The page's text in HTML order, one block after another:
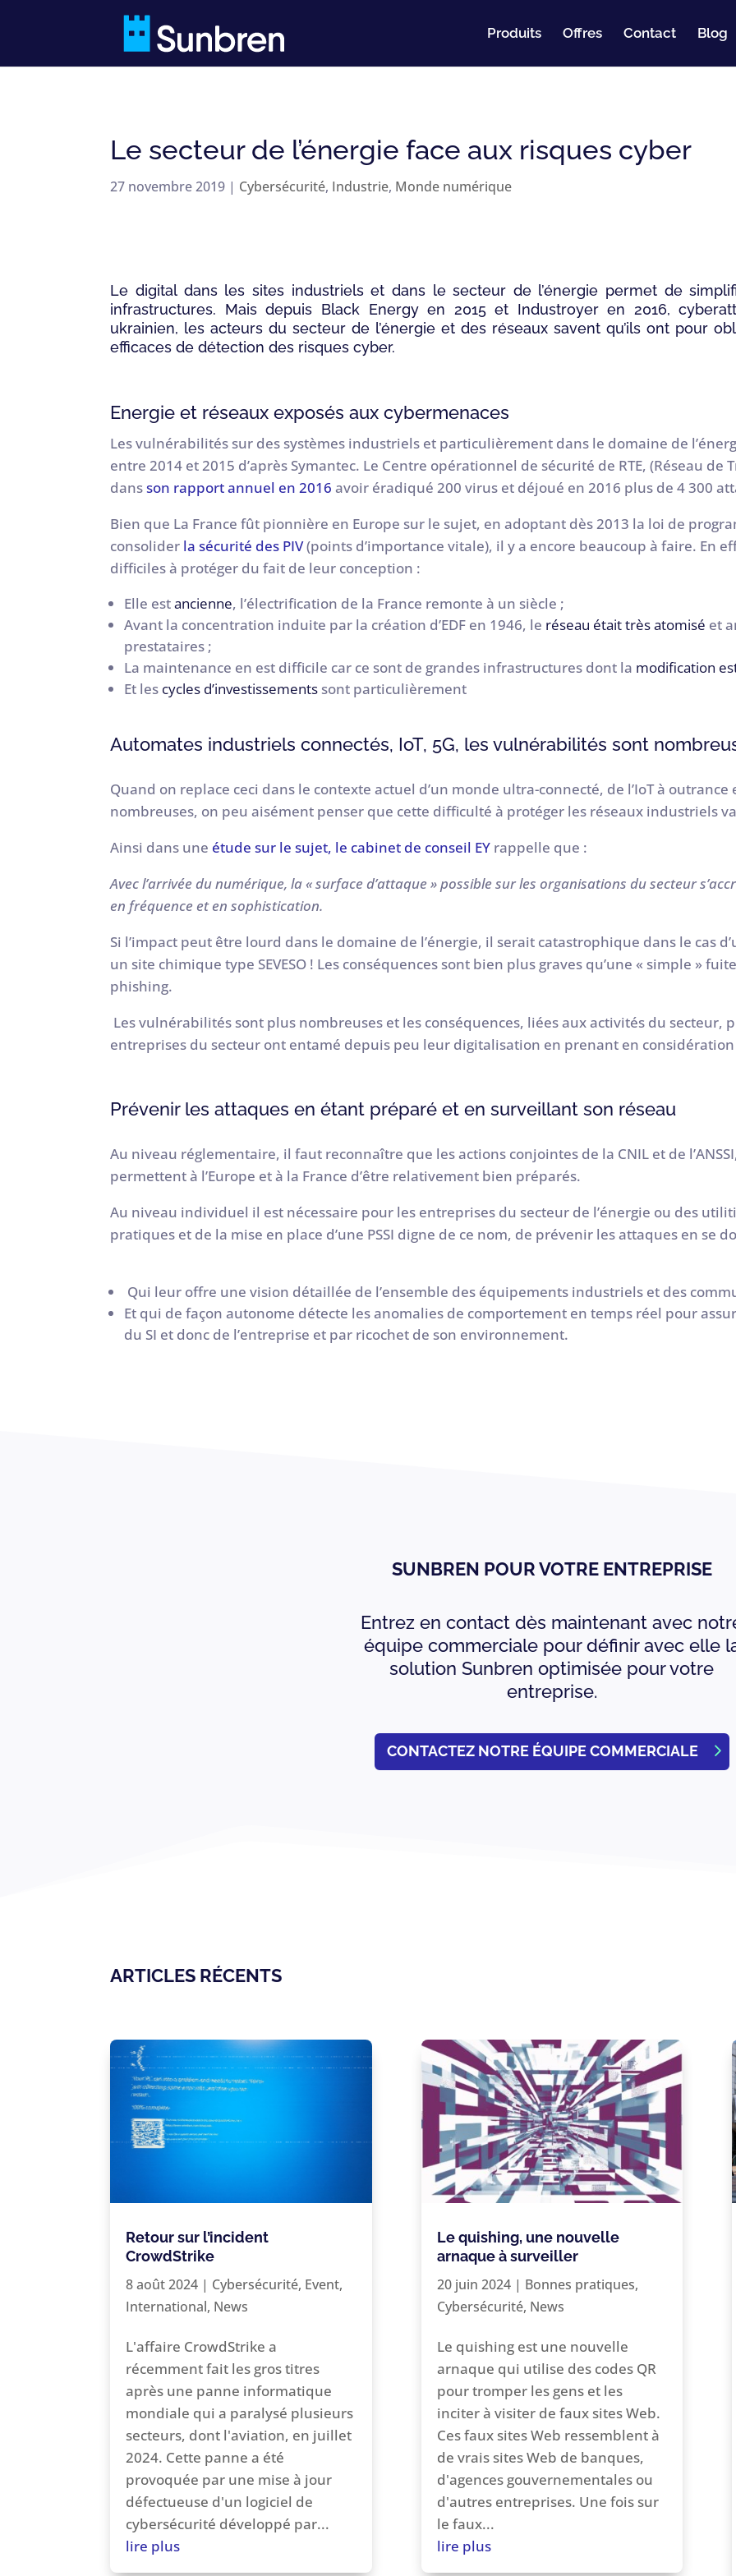
Produits Offres Contact Blog
Le secteur de l’énergie face aux risques cyber
27 novembre 2019 | Cybersécurité, Industrie, Monde numérique
Le digital dans les sites industriels et dans le secteur de l’énergie permet de
infrastructures. Mais depuis Black Energy en 2015 et Industroyer en 2016,
ukrainien, les acteurs du secteur de l’énergie et des réseaux savent qu’ils ont pour
efficaces de détection des risques cyber.
Energie et réseaux exposés aux cybermenaces
Les vulnérabilités sur des systèmes industriels et particulièrement dans le domaine de
entre 2014 et 2015 d’après Symantec. Le Centre opérationnel de sécurité de RTE, (Réseau de
dansson rapport annuel en 2016 avoir éradiqué 200 virus et déjoué en 2016 plus de 4 300
Bien que La France fût pionnière en Europe sur le sujet, en adoptant dès 2013 la loi de
consolider la sécurité des PIV(points d’importance vitale), il y a encore beaucoup à faire. En
difficiles à protéger du fait de leur conception :
Elle estancienne, l’électrification de la France remonte à un siècle ;
Avant la concentration induite par la création d’EDF en 1946, le réseau était très atomisé et
prestataires ;
La maintenance en est difficile car ce sont de grandes infrastructures dont la modification
Et les cycles d’investissements sont particulièrement
Automates industriels connectés, IoT, 5G, les vulnérabilités sont
Quand on replace ceci dans le contexte actuel d’un monde ultra-connecté, de l’IoT à
nombreuses, on peu aisément penser que cette difficulté à protéger les réseaux industriels va
Ainsi dans une étude sur le sujet, le cabinet de conseil EY rappelle que :
Avec l’arrivée du numérique, la « surface d’attaque » possible sur les organisations du secteur
en fréquence et en sophistication.
Si l’impact peut être lourd dans le domaine de l’énergie, il serait catastrophique dans le cas
un site chimique type SEVESO ! Les conséquences sont bien plus graves qu’une « simple »
phishing.
Les vulnérabilités sont plus nombreuses et les conséquences, liées aux activités du secteur,
entreprises du secteur ont entamé depuis peu leur digitalisation en prenant en
Prévenir les attaques en étant préparé et en surveillant son réseau
Au niveau réglementaire, il faut reconnaître que les actions conjointes de la CNIL et de
permettent à l’Europe et à la France d’être relativement bien préparés.
Au niveau individuel il est nécessaire pour les entreprises du secteur de l’énergie ou des
pratiques et de la mise en place d’une PSSI digne de ce nom, de prévenir les attaques en se
Qui leur offre une vision détaillée de l’ensemble des équipements industriels et des
Et qui de façon autonome détecte les anomalies de comportement en temps réel pour
du SI et donc de l’entreprise et par ricochet de son environnement.
SUNBREN POUR VOTRE ENTREPRISE
Entrez en contact dès maintenant avec
équipe commerciale pour définir avec elle
solution Sunbren optimisée pour votre
entreprise.
CONTACTEZ NOTRE ÉQUIPE COMMERCIALE
ARTICLES RÉCENTS
Retour sur l’incident
CrowdStrike
8 août 2024 | Cybersécurité, Event,
International, News
L'affaire CrowdStrike a
récemment fait les gros titres
après une panne informatique
mondiale qui a paralysé plusieurs
secteurs, dont l'aviation, en juillet
2024. Cette panne a été
provoquée par une mise à jour
défectueuse d'un logiciel de
cybersécurité développé par...
lire plus
Le quishing, une nouvelle
arnaque à surveiller
20 juin 2024| Bonnes pratiques,
Cybersécurité, News
Le quishing est une nouvelle
arnaque qui utilise des codes QR
pour tromper les gens et les
inciter à visiter de faux sites Web.
Ces faux sites Web ressemblent à
de vrais sites Web de banques,
d'agences gouvernementales ou
d'autres entreprises. Une fois sur
le faux...
lire plus